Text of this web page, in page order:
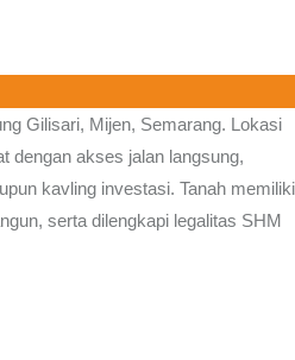
Gilisari, Mijen, Semarang. Lokasi
dengan akses jalan langsung,
kavling investasi. Tanah memiliki
serta dilengkapi legalitas SHM